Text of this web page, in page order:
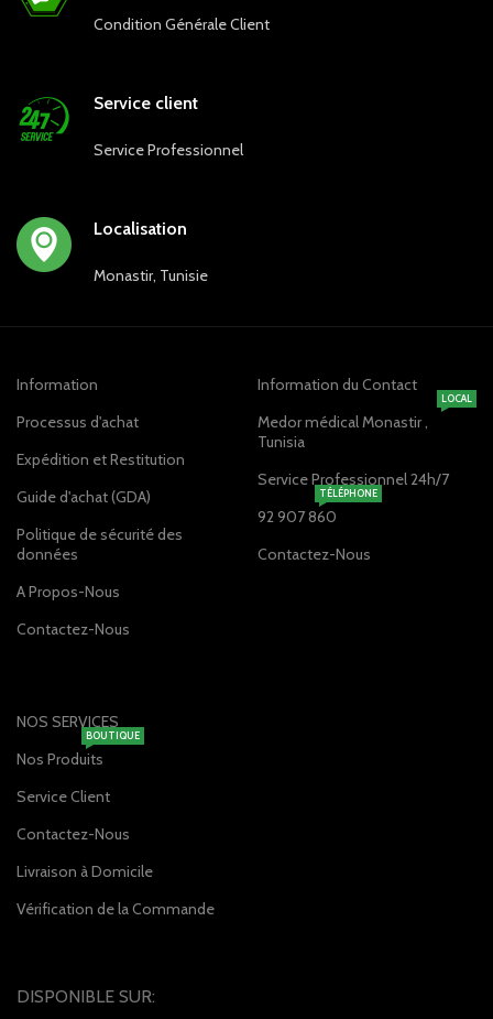
Condition Générale Client
Service client
Service Professionnel
Localisation
Monastir, Tunisie
Information
Processus d'achat
Expédition et Restitution
Guide d'achat (GDA)
Politique de sécurité des
données
A Propos-Nous
Contactez-Nous
Information du Contact
Medor médical Monastir ,
Tunisia
LOCAL
Service Professionnel 24h/7
92 907 860
TÉLÉPHONE
Contactez-Nous
NOS SERVICES
Nos Produits
BOUTIQUE
Service Client
Contactez-Nous
Livraison à Domicile
Vérification de la Commande
DISPONIBLE SUR: